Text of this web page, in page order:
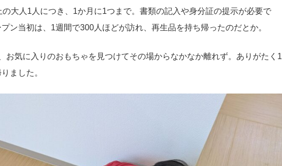
の大人1人につき、1か月に1つまで。書類の記入や身分証の提示が必要で
ン当初は、1週間で300人ほどが訪れ、再生品を持ち帰ったのだとか。
お気に入りのおもちゃを見つけてその場からなかなか離れず。ありがたく1
ました。